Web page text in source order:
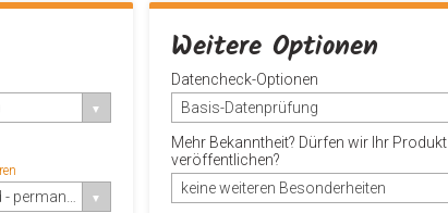
Weitere Optionen
Datencheck-Optionen
Basis-Datenprüfung
Mehr Bekanntheit? Dürfen wir Ihr Produkt
veröffentlichen?
keine weiteren Besonderheiten